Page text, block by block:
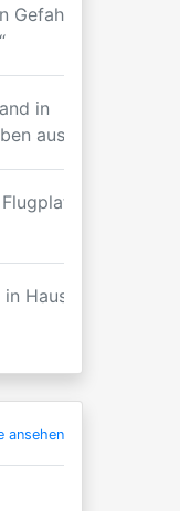
Gefahr
in
aus
Haus
ansehen